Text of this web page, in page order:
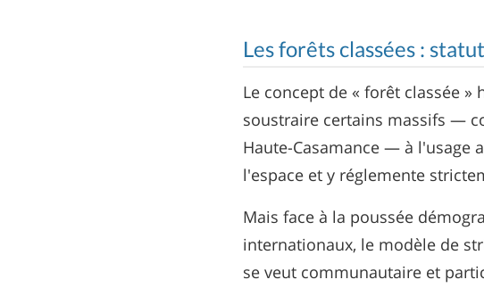
Les forêts classées :
Le concept de « forêt classée
soustraire certains massifs —
Haute-Casamance — à l'usage
l'espace et y réglemente
Mais face à la poussée
internationaux, le modèle de
se veut communautaire et